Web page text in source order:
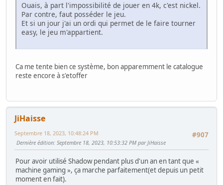
Ouais, à part l'impossibilité de jouer en 4k, c'est nickel.
Par contre, faut posséder le jeu.
Et si un jour j'ai un ordi qui permet de le faire tourner
easy, le jeu m'appartient.
Ca me tente bien ce système, bon apparemment le catalogue
reste encore à s'etoffer
JiHaisse
#907
Septembre 18, 2023, 10:48:24 PM
Dernière édition: Septembre 18, 2023, 10:53:32 PM par JiHaisse
Pour avoir utilisé Shadow pendant plus d'un an en tant que «
machine gaming », ça marche parfaitement(et depuis un petit
moment en fait).